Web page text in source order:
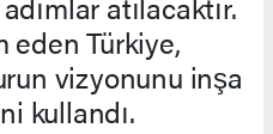
eden Türkiye,
vizyonunu inşa
kullandı.